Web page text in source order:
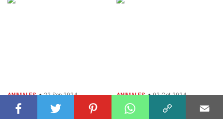
ANIMALES 22 Sep 2024
29 Hechos Sobre Pájaro
ANIMALES 02 Oct 2024
35 Hechos Sobre Pájaro